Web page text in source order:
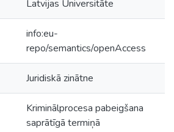
Latvijas Universitāte
info:eu-
repo/semantics/openAccess
Juridiskā zinātne
Kriminālprocesa pabeigšana
saprātīgā termiņā